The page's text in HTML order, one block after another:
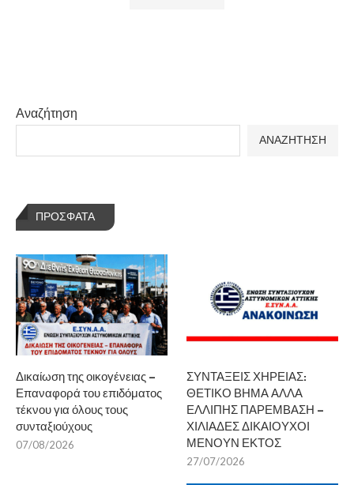
Αναζήτηση
ΑΝΑΖΗΤΗΣΗ
ΠΡΌΣΦΑΤΑ
Δικαίωση της οικογένειας –
Επαναφορά του επιδόματος
τέκνου για όλους τους
συνταξιούχους
07/08/2026
ΣΥΝΤΑΞΕΙΣ ΧΗΡΕΙΑΣ:
ΘΕΤΙΚΟ ΒΗΜΑ ΑΛΛΑ
ΕΛΛΙΠΗΣ ΠΑΡΕΜΒΑΣΗ –
ΧΙΛΙΑΔΕΣ ΔΙΚΑΙΟΥΧΟΙ
ΜΕΝΟΥΝ ΕΚΤΟΣ
27/07/2026